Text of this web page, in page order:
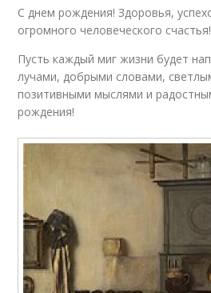
С днем рождения! Здоровья,
огромного человеческого счастья!
Пусть каждый миг жизни будет
лучами, добрыми словами,
позитивными мыслями и
рождения!